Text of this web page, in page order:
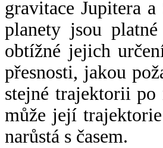
gravitace Jupitera
planety jsou
obtížné jejich
přesnosti, jakou
stejné trajektorii
může její
narůstá s časem.